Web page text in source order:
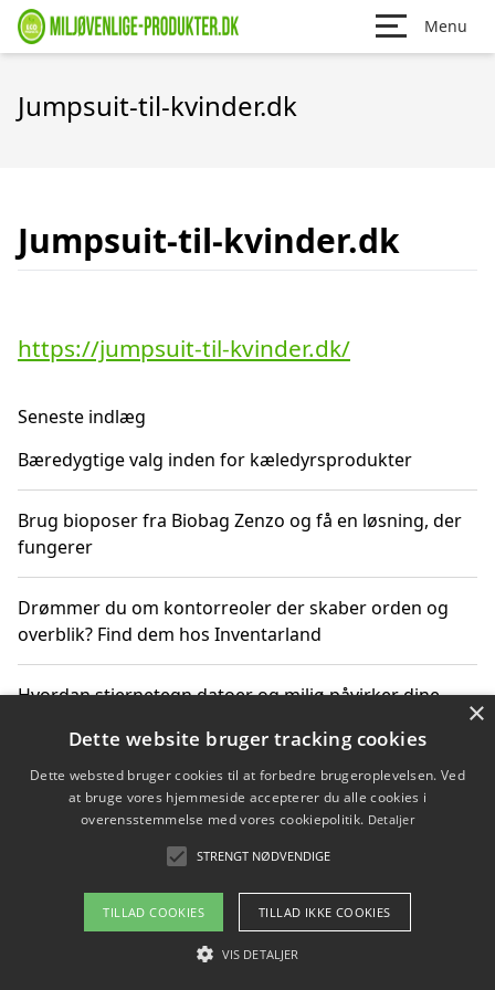
Menu
Jumpsuit-til-kvinder.dk
Jumpsuit-til-kvinder.dk
https://jumpsuit-til-kvinder.dk/
Seneste indlæg
Bæredygtige valg inden for kæledyrsprodukter
Brug bioposer fra Biobag Zenzo og få en løsning, der
fungerer
Drømmer du om kontorreoler der skaber orden og
overblik? Find dem hos Inventarland
Hvordan stjernetegn datoer og miljø påvirker dine
Bæredygtige gadgets til en grønnere hverdag
Om / kontakt
Blog Betingelser
×
Dette website bruger tracking cookies
Dette websted bruger cookies til at forbedre brugeroplevelsen. Ved
at bruge vores hjemmeside accepterer du alle cookies i
overensstemmelse med vores cookiepolitik. Detaljer
STRENGT NØDVENDIGE
TILLAD COOKIES TILLAD IKKE COOKIES
VIS DETALJER